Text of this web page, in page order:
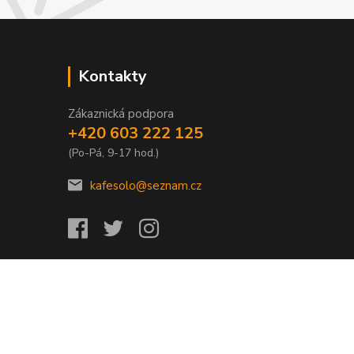
Kontakty
Zákaznická podpora
+420 603 222 125
(Po-Pá, 9-17 hod.)
kafesolo@seznam.cz